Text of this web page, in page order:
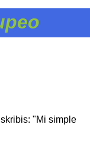
"Mi simple